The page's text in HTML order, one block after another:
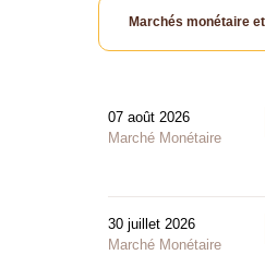
Marchés monétaire
07 août 2026
Marché Monétaire
30 juillet 2026
Marché Monétaire